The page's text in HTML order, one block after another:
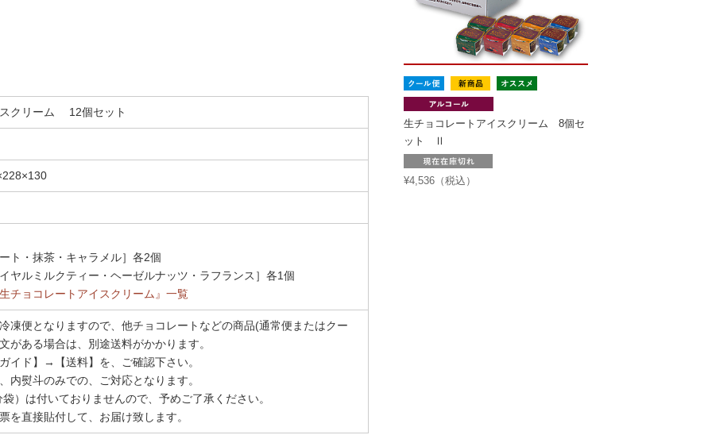
クリーム 12個セット
ト・抹茶・キャラメル］各2個
ヤルミルクティー・ヘーゼルナッツ・ラフランス］各1個
チョコレートアイスクリーム』一覧
凍便となりますので、他チョコレートなどの商品(通常便またはクー
がある場合は、別途送料がかかります。
イド】→【送料】を、ご確認下さい。
内熨斗のみでの、ご対応となります。
）は付いておりませんので、予めご了承ください。
を直接貼付して、お届け致します。
生チョコレートアイスクリーム 8個セ
ット Ⅱ
¥4,536（税込）